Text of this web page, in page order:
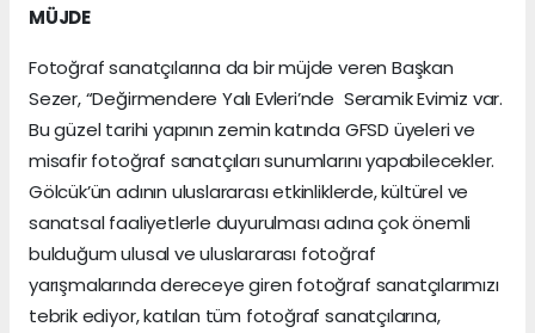
MÜJDE
Fotoğraf sanatçılarına da bir müjde veren Başkan
Sezer, “Değirmendere Yalı Evleri’nde Seramik Evimiz var.
Bu güzel tarihi yapının zemin katında GFSD üyeleri ve
misafir fotoğraf sanatçıları sunumlarını yapabilecekler.
Gölcük’ün adının uluslararası etkinliklerde, kültürel ve
sanatsal faaliyetlerle duyurulması adına çok önemli
bulduğum ulusal ve uluslararası fotoğraf
yarışmalarında dereceye giren fotoğraf sanatçılarımızı
tebrik ediyor, katılan tüm fotoğraf sanatçılarına,